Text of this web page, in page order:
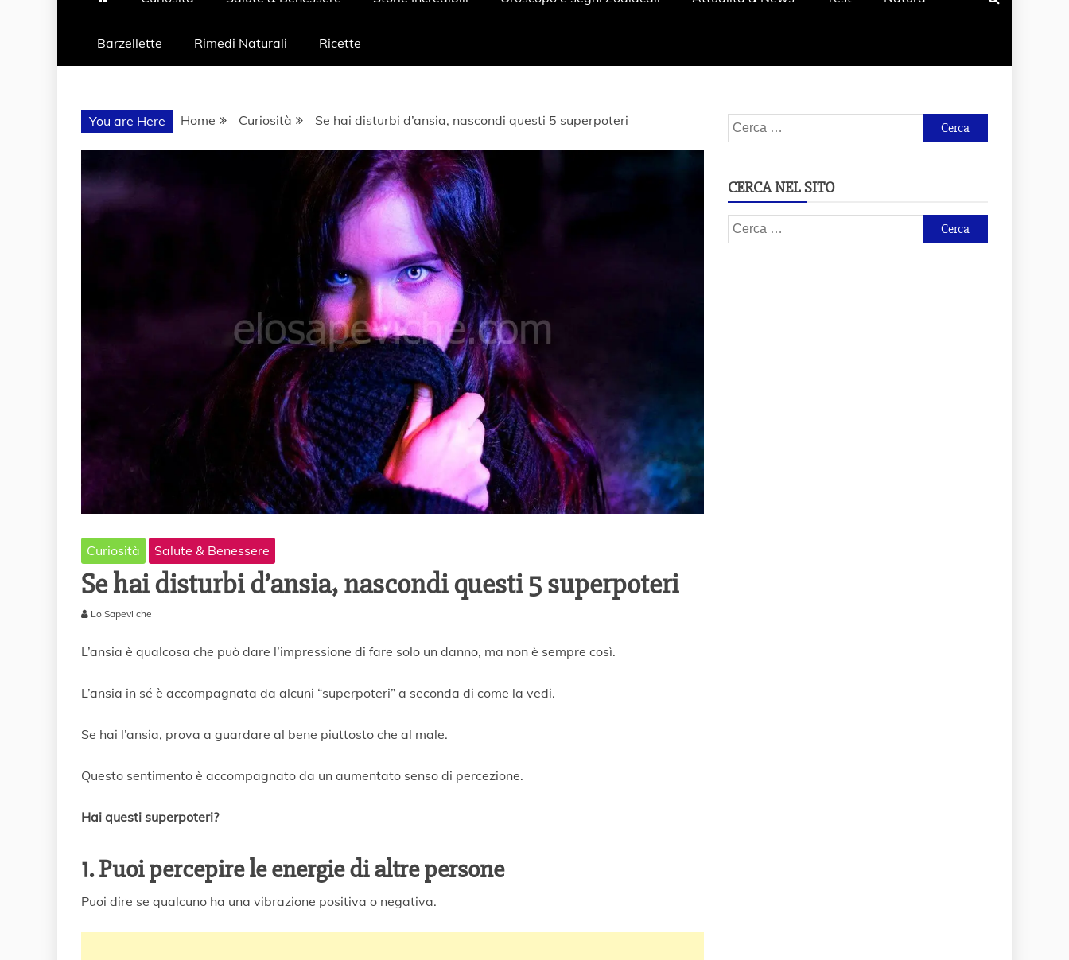
Barzellette Rimedi Naturali Ricette
You are Here Home Curiosità Se hai disturbi d’ansia, nascondi questi 5 superpoteri
Curiosità Salute & Benessere
Se hai disturbi d’ansia, nascondi questi 5 superpoteri
8
o
0
Lo Sapevi che
L’ansia è qualcosa che può dare l’impressione di fare solo un danno, ma non è sempre così.
L’ansia in sé è accompagnata da alcuni “superpoteri” a seconda di come la vedi.
Se hai l’ansia, prova a guardare al bene piuttosto che al male.
Questo sentimento è accompagnato da un aumentato senso di percezione.
Hai questi superpoteri?
1. Puoi percepire le energie di altre persone
Puoi dire se qualcuno ha una vibrazione positiva o negativa.
Ricerca
per:
CERCA NEL SITO
Ricerca
per: